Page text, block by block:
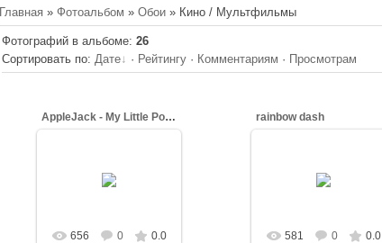
Главная » Фотоальбом » Обои » Кино / Мультфильмы
Фотографий в альбоме: 26
Сортировать по: Дате · Рейтингу · Комментариям · Просмотрам
AppleJack - My Little Pony
656 0 0.0
rainbow dash
581 0 0.0